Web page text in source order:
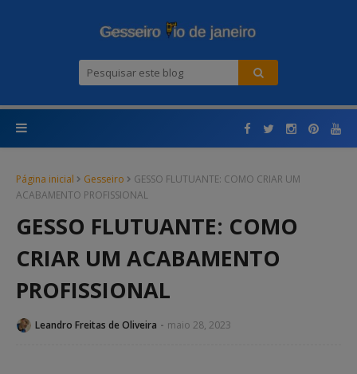
Página inicial Gesseiro
GESSO FLUTUANTE: COMO CRIAR UM
ACABAMENTO PROFISSIONAL
GESSO FLUTUANTE: COMO
CRIAR UM ACABAMENTO
PROFISSIONAL
Leandro Freitas de Oliveira maio 28, 2023